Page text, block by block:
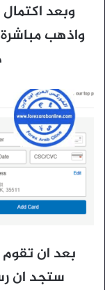
وبعد
واذهب مباشرة
بعد ان تقوم
ستجد ان